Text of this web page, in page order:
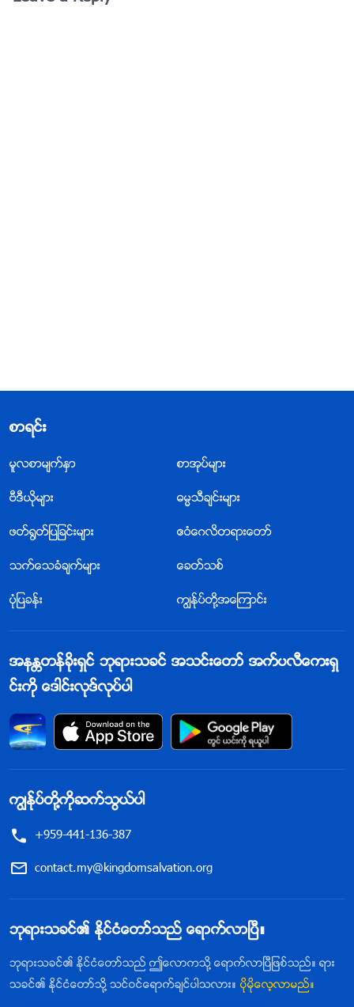
စာရင္း
မူလစာမ်က္ႏွာ စာအုပ္မ်ား
ဗီဒီယိုမ်ား ဓမၼသီခ်င္းမ်ား
ဖတ္႐ြတ္ျပျခင္းမ်ား ဧဝံေဂလိတရားေတာ္
သက္ေသခံခ်က္မ်ား ေခတ္သစ္
ပုံျပခန္း ကြၽန္ုပ္တို႔အေၾကာင္း
အနႏၲတန္ခိုးရွင္ ဘုရားသခင္ အသင္းေတာ္ အက္ပလီေကးရွ
င္းကို ေဒါင္းလုဒ္လုပ္ပါ
ကြၽန္ုပ္တို႔ကိုဆက္သြယ္ပါ
+959-441-136-387
contact.my@kingdomsalvation.org
ဘုရားသခင္၏ ႏိုင္ငံေတာ္သည္ ေရာက္လာၿပီ။
ဘုရားသခင္၏ ႏိုင္ငံေတာ္သည္ ဤေလာကသို႔ ေရာက္လာၿပီျဖစ္သည္။ ရား
သခင္၏ ႏိုင္ငံေတာ္သို႔ သင္ဝင္ေရာက္ခ်င္ပါသလား။ ပိုမိုေလ့လာမည္။